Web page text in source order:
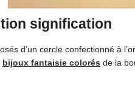
signification
d’un cercle confectionné à
bijoux fantaisie colorés de la